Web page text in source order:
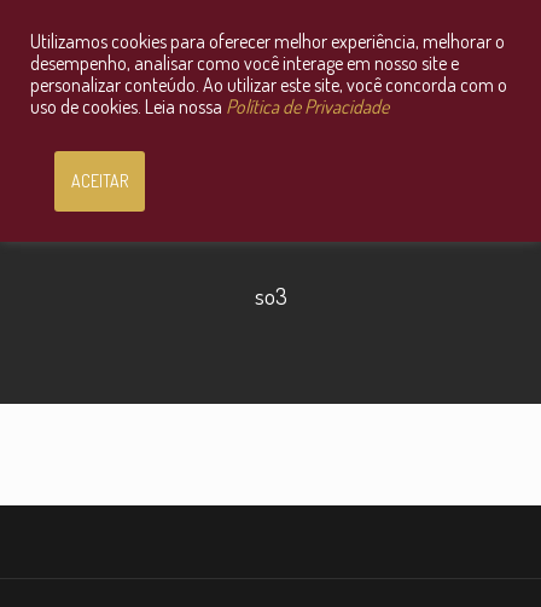
Consultoria Jurídica OnLine
so3
Utilizamos cookies para oferecer melhor experiência, melhorar o
desempenho, analisar como você interage em nosso site e
personalizar conteúdo. Ao utilizar este site, você concorda com o
uso de cookies. Leia nossa Política de Privacidade
ACEITAR